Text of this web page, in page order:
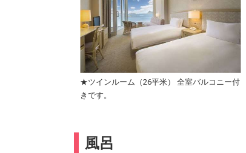
★ツインルーム（26平米） 全室バルコニー付
きです。
風呂